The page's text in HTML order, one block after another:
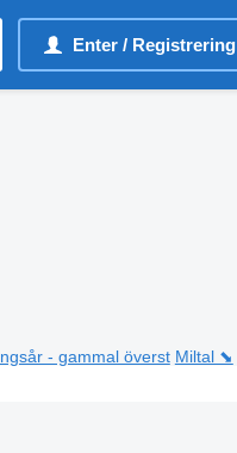
Enter / Registrering
- gammal överst Miltal ⬊